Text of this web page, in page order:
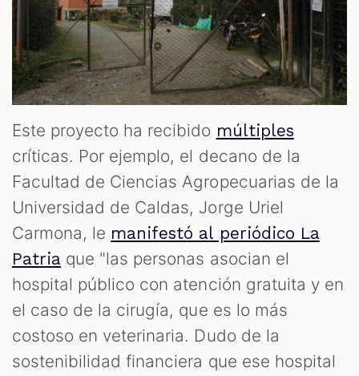
Este proyecto ha recibido múltiples
críticas. Por ejemplo, el decano de la
Facultad de Ciencias Agropecuarias de la
Universidad de Caldas, Jorge Uriel
Carmona, le manifestó al periódico La
Patria que "las personas asocian el
hospital público con atención gratuita y en
el caso de la cirugía, que es lo más
costoso en veterinaria. Dudo de la
sostenibilidad financiera que ese hospital